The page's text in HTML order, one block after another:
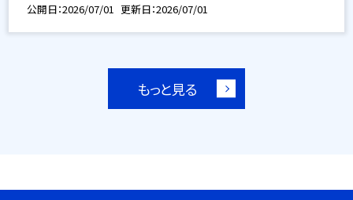
公開日 2026/07/01 更新日 2026/07/01
もっと見る